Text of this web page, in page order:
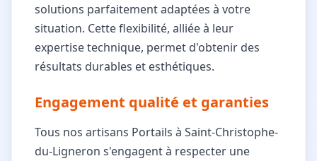
solutions parfaitement adaptées à votre
situation. Cette flexibilité, alliée à leur
expertise technique, permet d'obtenir des
résultats durables et esthétiques.
Engagement qualité et garanties
Tous nos artisans Portails à Saint-Christophe-
du-Ligneron s'engagent à respecter une